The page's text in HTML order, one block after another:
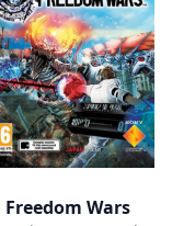
Freedom Wars